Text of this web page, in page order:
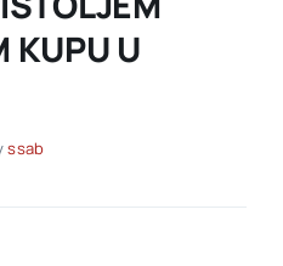
KUPU U
ssab